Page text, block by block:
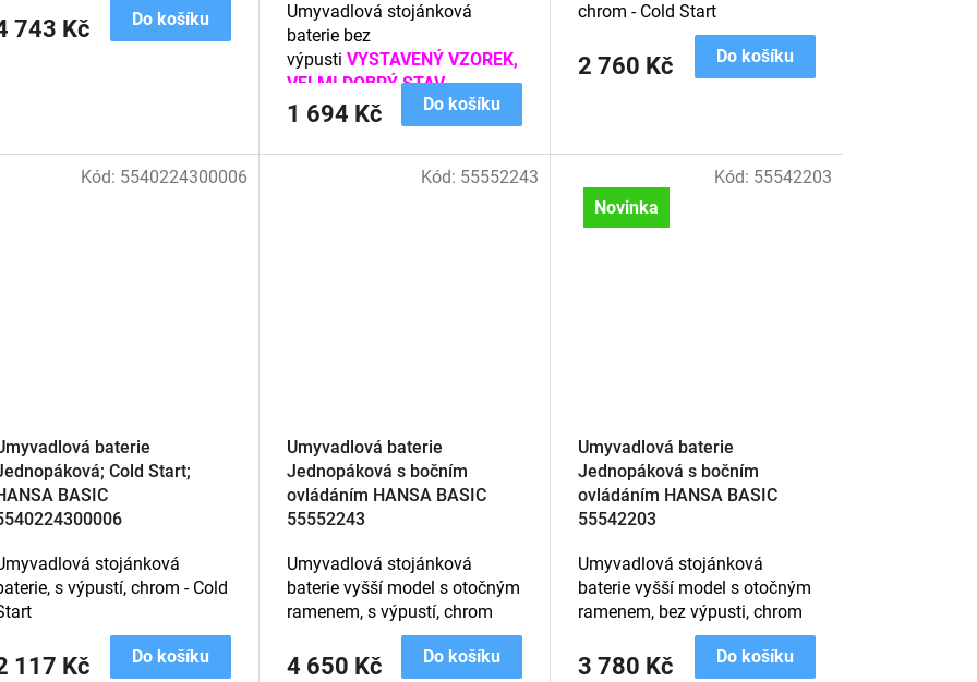
743 Kč Do košíku
1 694 Kč Do košíku
Umyvadlová stojánková
baterie bez
výpusti VYSTAVENÝ VZOREK,
VELMI DOBRÝ STAV
2 760 Kč Do košíku
chrom - Cold Start
baterie
Cold Start;
BASIC
117 Kč Do košíku
stojánková
s výpustí, chrom - Cold
Kód: 5540224300006
Umyvadlová baterie
Jednopáková s bočním
ovládáním HANSA BASIC
55552243
4 650 Kč Do košíku
Umyvadlová stojánková
baterie vyšší model s otočným
ramenem, s výpustí, chrom
Kód: 55552243
Novinka
Umyvadlová baterie
Jednopáková s bočním
ovládáním HANSA BASIC
55542203
3 780 Kč Do košíku
Umyvadlová stojánková
baterie vyšší model s otočným
ramenem, bez výpusti, chrom
Kód: 55542203